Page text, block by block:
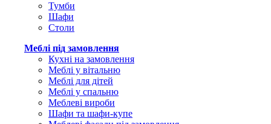
Тумби
Шафи
Столи
Меблі під замовлення
Кухні на замовлення
Меблі у вітальню
Меблі для дітей
Меблі у спальню
Меблеві вироби
Шафи та шафи-купе